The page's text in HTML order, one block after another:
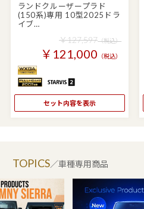
ランドクルーザープラド
(150系)専用 10型2025ドラ
イブ…
￥127,597（税込）
￥121,000 （税込）
セット内容を表示
／車種専用商品